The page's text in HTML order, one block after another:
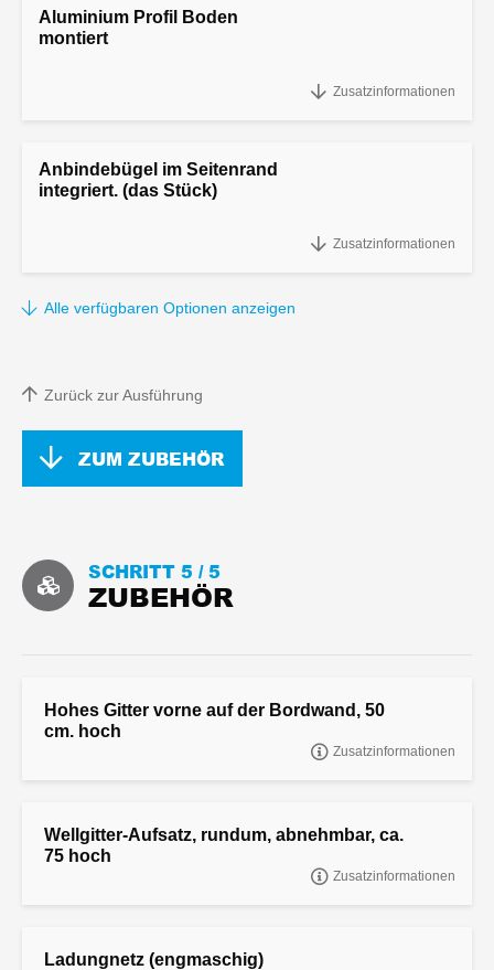
Aluminium Profil Boden
montiert
Zusatzinformationen
Anbindebügel im Seitenrand
integriert. (das Stück)
Zusatzinformationen
Alle verfügbaren Optionen anzeigen
Zurück zur Ausführung
ZUM ZUBEHÖR
ZUBEHÖR
SCHRITT 5 / 5
Hohes Gitter vorne auf der Bordwand, 50
cm. hoch
Zusatzinformationen
Wellgitter-Aufsatz, rundum, abnehmbar, ca.
75 hoch
Zusatzinformationen
Ladungnetz (engmaschig)